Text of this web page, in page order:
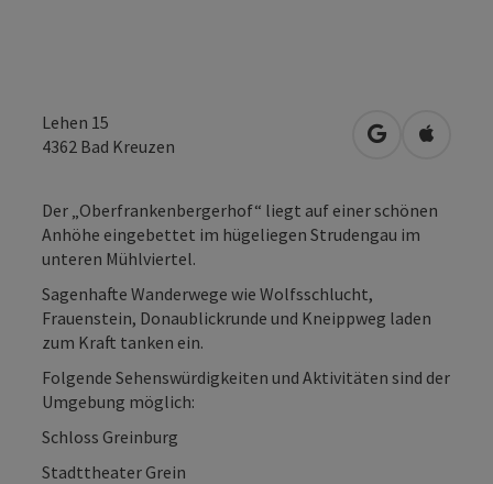
Lehen 15
4362 Bad Kreuzen in Google
in
Der „Oberfrankenbergerhof“ liegt auf einer schönen
Anhöhe eingebettet im hügeliegen Strudengau im
unteren Mühlviertel.
Sagenhafte Wanderwege wie Wolfsschlucht,
Frauenstein, Donaublickrunde und Kneippweg laden
zum Kraft tanken ein.
Folgende Sehenswürdigkeiten und Aktivitäten sind der
Umgebung möglich:
Schloss Greinburg
Stadttheater Grein